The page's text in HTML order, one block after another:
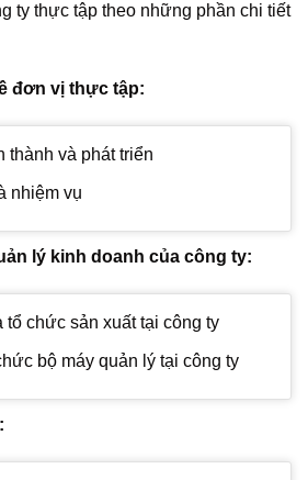
ty thực tập theo những phần chi tiết
đơn vị thực tập:
thành và phát triển
nhiệm vụ
lý kinh doanh của công ty:
tổ chức sản xuất tại công ty
bộ máy quản lý tại công ty